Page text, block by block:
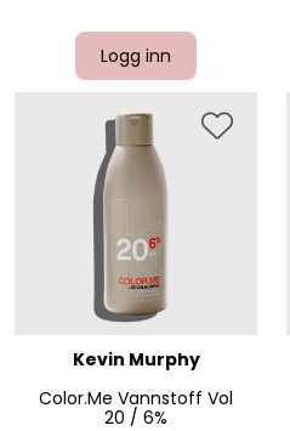
Logg inn
Kevin Murphy
Color.Me Vannstoff Vol
20 / 6%